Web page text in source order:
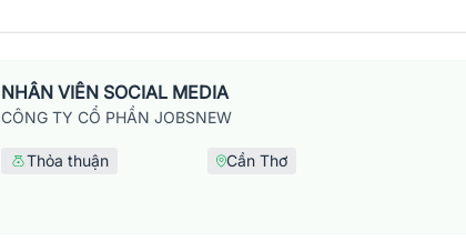
NHÂN VIÊN SOCIAL MEDIA
CÔNG TY CỔ PHẦN JOBSNEW
Thỏa thuận Cần Thơ